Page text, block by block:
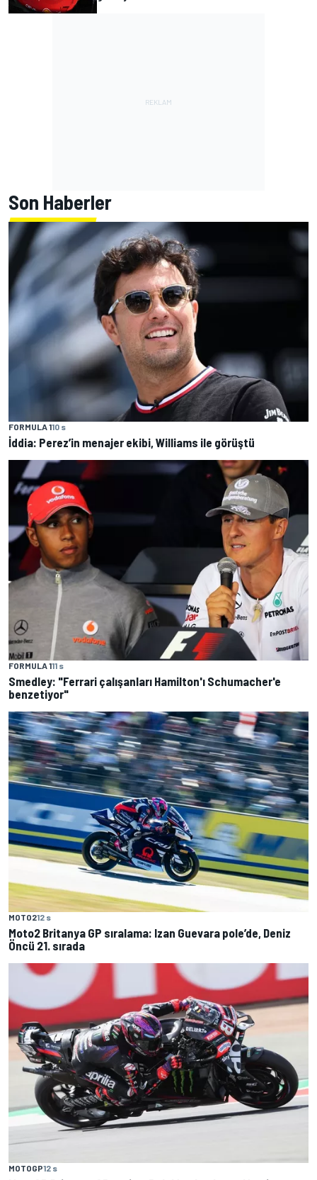
Son Haberler
FORMULA 110 s
İddia: Perez’in menajer ekibi, Williams ile görüştü
FORMULA 111 s
Smedley: "Ferrari çalışanları Hamilton'ı Schumacher'e
benzetiyor"
MOTO212 s
Moto2 Britanya GP sıralama: Izan Guevara pole’de, Deniz
Öncü 21. sırada
MOTOGP12 s